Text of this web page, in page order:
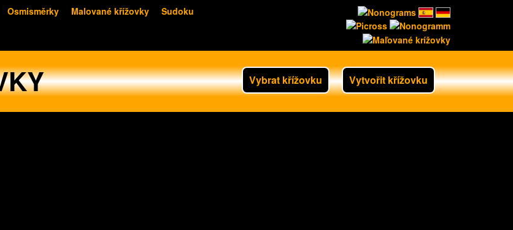
Osmisměrky Malované křížovky Sudoku
Vybrat křížovku Vytvořit křížovku